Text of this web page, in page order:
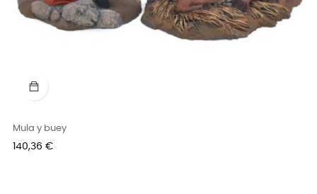
Mula y buey
Precio
140,36 €